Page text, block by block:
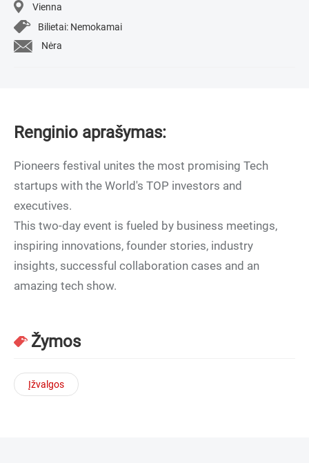
Vienna
Bilietai: Nemokamai
Nėra
Renginio aprašymas:
Pioneers festival unites the most promising Tech
startups with the World's TOP investors and
executives.
This two-day event is fueled by business meetings,
inspiring innovations, founder stories, industry
insights, successful collaboration cases and an
amazing tech show.
Žymos
Įžvalgos